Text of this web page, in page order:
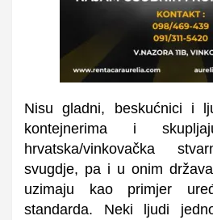
Nisu gladni, beskućnici i
kontejnerima i
hrvatska/vinkovačka
svugdje, pa i u onim
uzimaju kao primjer
standarda. Neki ljudi